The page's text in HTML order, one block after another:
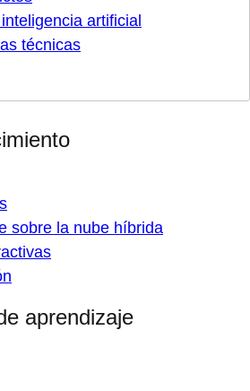
artificial
técnicas
sobre la nube híbrida
aprendizaje